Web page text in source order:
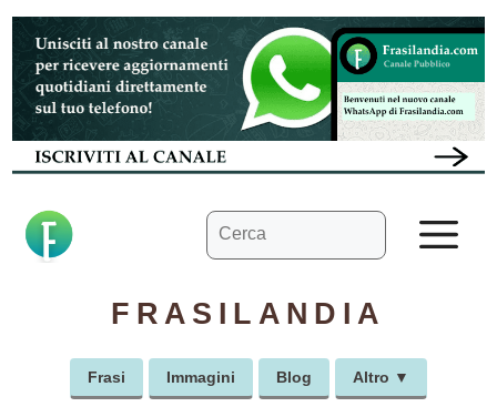
Vai
contenuto
Ricerca
per:
FRASILANDIA
Frasi Immagini Blog Altro ▼